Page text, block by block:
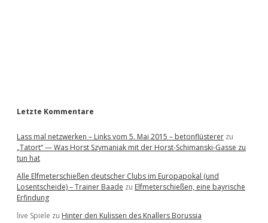
Letzte Kommentare
Lass mal netzwerken – Links vom 5. Mai 2015 – betonflüsterer zu
„Tatort“ — Was Horst Szymaniak mit der Horst-Schimanski-Gasse zu
tun hat
Alle Elfmeterschießen deutscher Clubs im Europapokal (und
Losentscheide) – Trainer Baade zu Elfmeterschießen, eine bayrische
Erfindung
live Spiele zu Hinter den Kulissen des Knallers Borussia